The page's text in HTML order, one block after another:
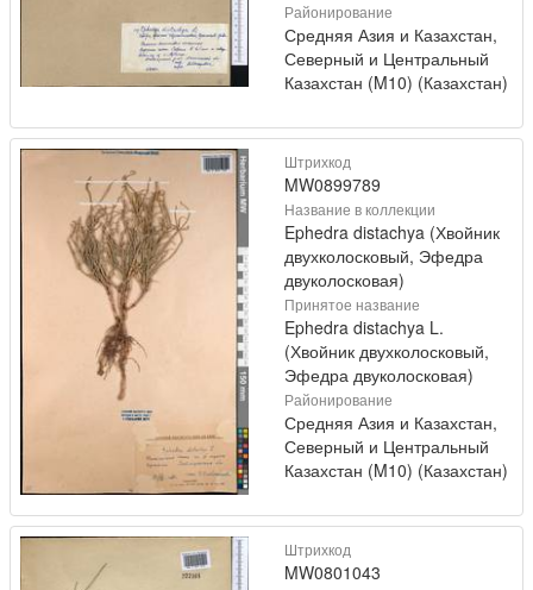
Районирование
Средняя Азия и Казахстан,
Северный и Центральный
Казахстан (M10) (Казахстан)
Штрихкод
MW0899789
Название в коллекции
Ephedra distachya (Хвойник
двухколосковый, Эфедра
двуколосковая)
Принятое название
Ephedra distachya L.
(Хвойник двухколосковый,
Эфедра двуколосковая)
Районирование
Средняя Азия и Казахстан,
Северный и Центральный
Казахстан (M10) (Казахстан)
Штрихкод
MW0801043